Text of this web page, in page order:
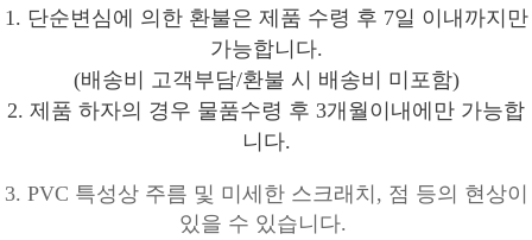
1. 단순변심에 의한 환불은 제품 수령 후 7일 이내까지만
가능합니다.
(배송비 고객부담/환불 시 배송비 미포함)
2. 제품 하자의 경우 물품수령 후 3개월이내에만 가능합
니다.
3. PVC 특성상 주름 및 미세한 스크래치, 점 등의 현상이
있을 수 있습니다.